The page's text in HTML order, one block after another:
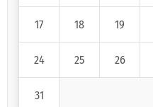
17 18 19
24 25 26
31